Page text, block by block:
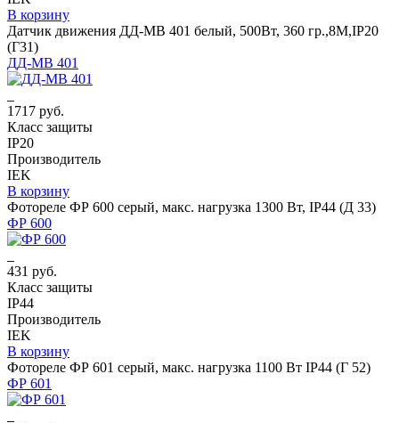
В корзину
Датчик движения ДД-МВ 401 белый, 500Вт, 360 гр.,8М,IP20
(Г31)
ДД-МВ 401
1717 руб.
Класс защиты
IP20
Производитель
IEK
В корзину
Фотореле ФР 600 серый, макс. нагрузка 1300 Вт, IP44 (Д 33)
ФР 600
431 руб.
Класс защиты
IP44
Производитель
IEK
В корзину
Фотореле ФР 601 серый, макс. нагрузка 1100 Вт IP44 (Г 52)
ФР 601